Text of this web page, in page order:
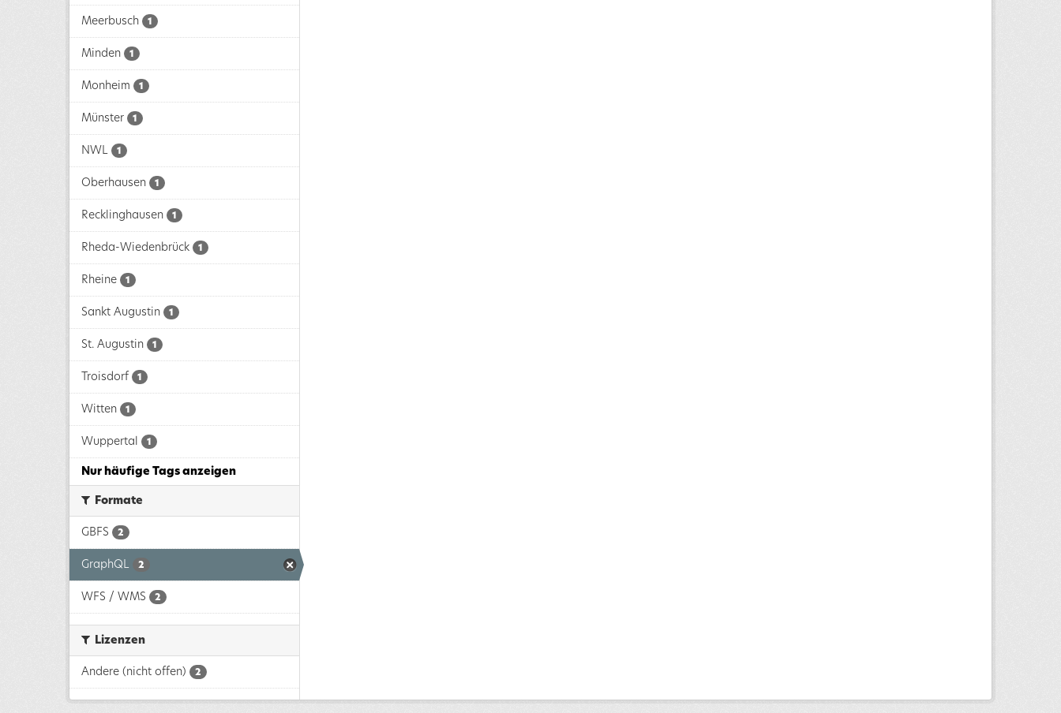
Meerbusch 1
Minden 1
Monheim 1
Münster 1
NWL 1
Oberhausen 1
Recklinghausen 1
Rheda-Wiedenbrück 1
Rheine 1
Sankt Augustin 1
St. Augustin 1
Troisdorf 1
Witten 1
Wuppertal 1
Nur häufige Tags anzeigen
Formate
GBFS 2
GraphQL 2
WFS / WMS 2
Lizenzen
Andere (nicht offen) 2